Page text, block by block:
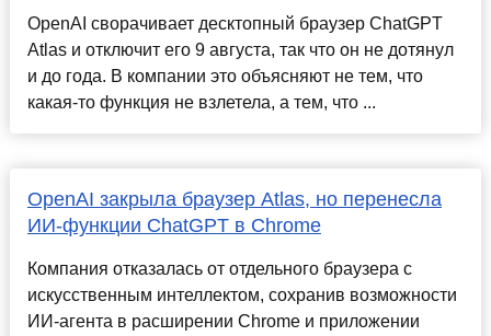
OpenAI сворачивает десктопный браузер ChatGPT
Atlas и отключит его 9 августа, так что он не дотянул
и до года. В компании это объясняют не тем, что
какая-то функция не взлетела, а тем, что ...
OpenAI закрыла браузер Atlas, но перенесла
ИИ-функции ChatGPT в Chrome
Компания отказалась от отдельного браузера с
искусственным интеллектом, сохранив возможности
ИИ-агента в расширении Chrome и приложении